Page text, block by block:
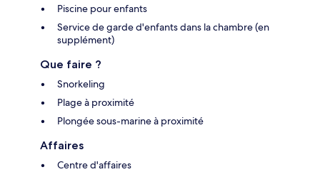
Piscine pour enfants
Service de garde d'enfants dans la chambre (en
supplément)
Que faire ?
Snorkeling
Plage à proximité
Plongée sous-marine à proximité
Affaires
Centre d'affaires